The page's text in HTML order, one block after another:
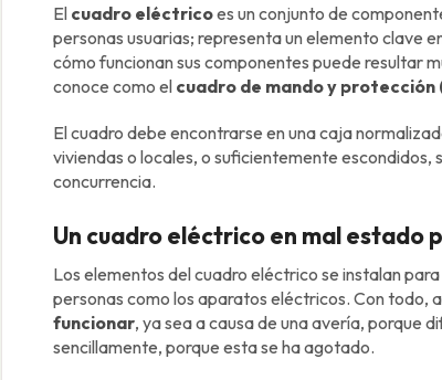
El cuadro eléctricoes un conjunto de
personas usuarias; representa un elemento clave
cómo funcionan sus componentes puede resultar
conoce como el cuadro de mando y protección
El cuadro debe encontrarse en una caja
viviendas o locales, o suficientemente escondidos,
concurrencia.
Un cuadro eléctrico en mal estado
Los elementos del cuadro eléctrico se instalan
personas como los aparatos eléctricos. Con todo,
funcionar, ya sea a causa de una avería, porque
sencillamente, porque esta se ha agotado.